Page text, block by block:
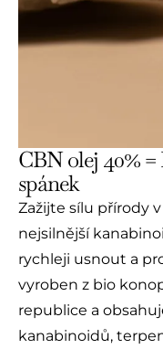
CBN olej 40%
spánek
Zažijte sílu přírody
nejsilnější
rychleji usnout a
vyroben z bio
republice a
kanabinoidů,